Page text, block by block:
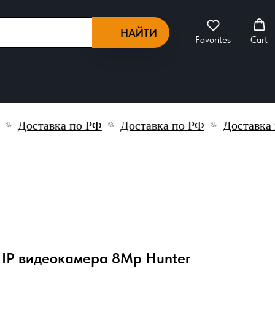
Favorites Cart
по РФ Доставка по РФ Доставка по
видеокамера 8Mp Hunter